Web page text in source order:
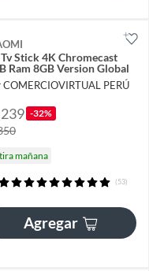
Stick 4K Chromecast
Ram 8GB Version Global
COMERCIOVIRTUAL PERÚ
-32%
mañana
(53)
Agregar